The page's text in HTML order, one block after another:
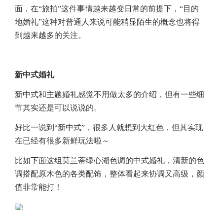
面，在“旅拍”这件事情越来越变日常的前提下，“目的
地婚礼”这种对普通人来说可能稍显陌生的概念也将得
到越来越多的关注。
新中式婚礼
新中式和主题婚礼感觉不用做太多的介绍，但有一些细
节其实还是可以说说的。
好比一说到“新中式”，很多人就想到大红色，但其实现
在已经有很多新鲜玩法啦～
比如下面这组莫兰蒂绿心湖色调的中式婚礼，清新的色
调搭配原木色的各类配饰，整体看起来协调又高级，颜
值非常能打！